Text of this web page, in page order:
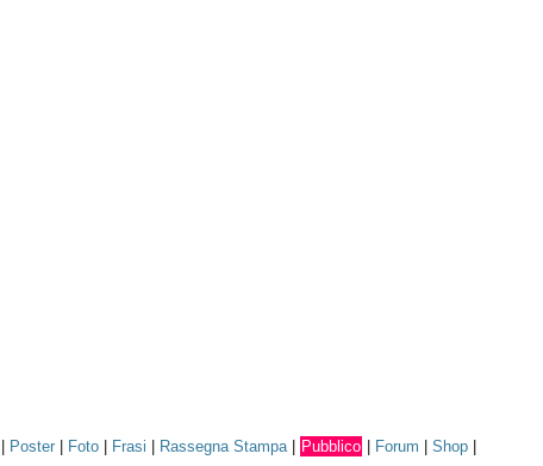
Poster Foto Frasi Rassegna Stampa| Pubblico Forum |Shop